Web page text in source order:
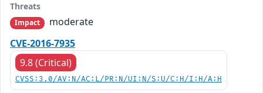
Threats
Impact
moderate
CVE-2016-7935
9.8 (Critical)
CVSS:3.0/AV:N/AC:L/PR:N/UI:N/S:U/C:H/I:H/A:H